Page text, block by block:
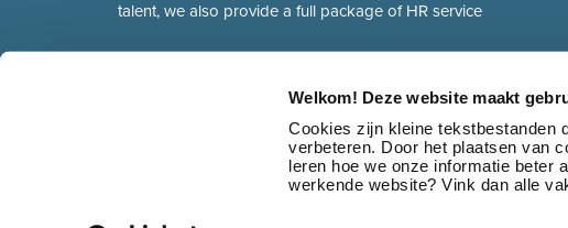
Welkom! Deze website maakt
Cookies zijn kleine tekstbestanden
verbeteren. Door het plaatsen van
leren hoe we onze informatie beter
werkende website? Vink dan alle
talent, we also provide a full package of HR service